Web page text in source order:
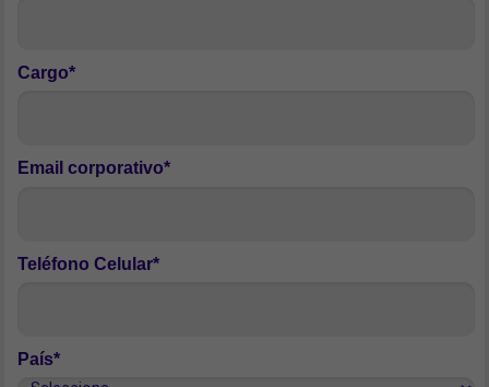
Cargo*
Email corporativo*
Teléfono Celular*
País*